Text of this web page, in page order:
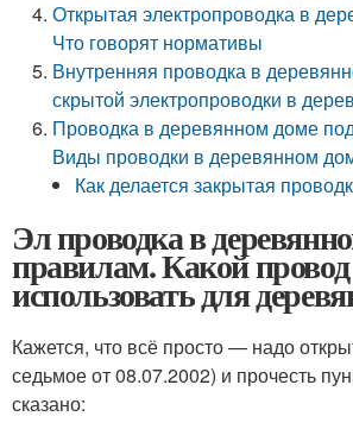
Открытая электропроводка в
Что говорят нормативы
Внутренняя проводка в
скрытой электропроводки в
Проводка в деревянном доме
Виды проводки в деревянном
Как делается закрытая
Эл проводка в
правилам. Какой провод
использовать для
Кажется, что всё просто — надо
седьмое от 08.07.2002) и прочесть
сказано: